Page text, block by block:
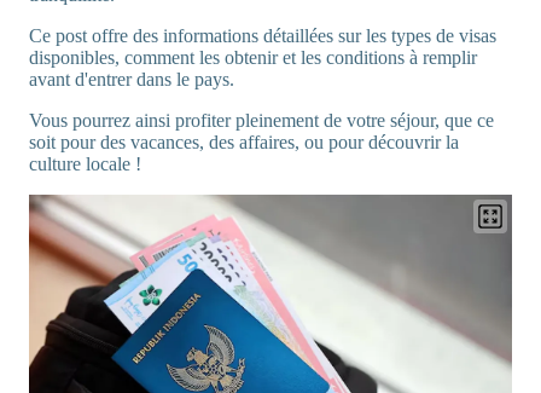
Ce post offre des informations détaillées sur les types de visas
disponibles, comment les obtenir et les conditions à remplir
avant d'entrer dans le pays.
Vous pourrez ainsi profiter pleinement de votre séjour, que ce
soit pour des vacances, des affaires, ou pour découvrir la
culture locale !